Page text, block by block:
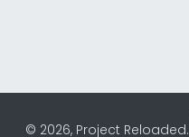
© 2026, Project Reloaded.